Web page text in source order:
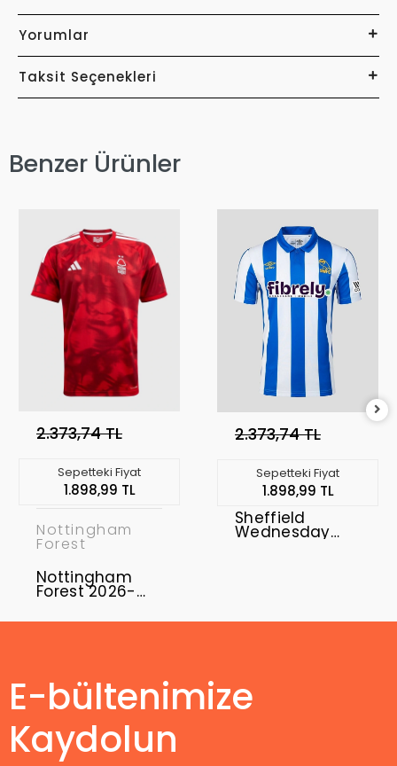
Yorumlar
Taksit Seçenekleri
Benzer Ürünler
2.373,74 TL
Sepetteki Fiyat
1.898,99 TL
Nottingham
Forest
Nottingham
Forest 2026-
Home
2.373,74 TL
Sepetteki Fiyat
1.898,99 TL
Sheffield
Wednesday
E-bültenimize
Kaydolun